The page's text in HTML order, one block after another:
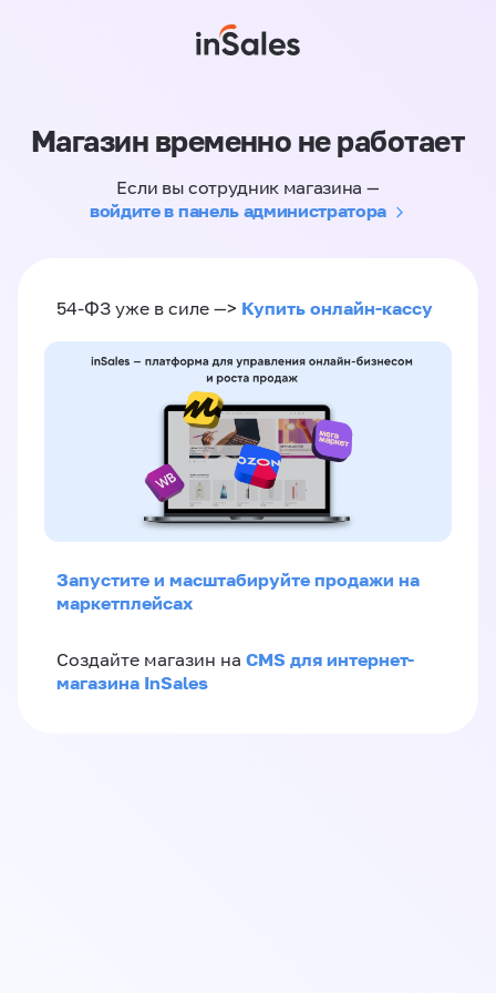
Магазин временно не работает
Если вы сотрудник магазина —
войдите в панель администратора
54-ФЗ уже в силе —> Купить онлайн-кассу
Запустите и масштабируйте продажи на
маркетплейсах
Создайте магазин на CMS для интернет-
магазина InSales